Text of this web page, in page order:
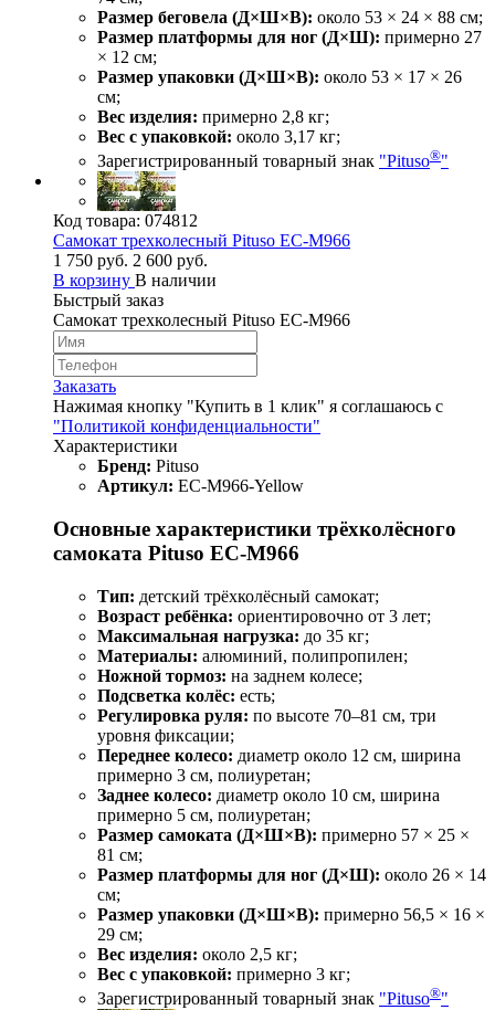
Размер беговела (Д×Ш×В): около 53 × 24 × 88 см;
Размер платформы для ног (Д×Ш): примерно 27
× 12 см;
Размер упаковки (Д×Ш×В): около 53 × 17 × 26
см;
Вес изделия: примерно 2,8 кг;
Вес с упаковкой: около 3,17 кг;
Зарегистрированный товарный знак "Pituso®"
Код товара: 074812
Самокат трехколесный Pituso EC-M966
1 750 руб. 2 600 руб.
В корзину В наличии
Быстрый заказ
Самокат трехколесный Pituso EC-M966
Заказать
Нажимая кнопку "Купить в 1 клик" я соглашаюсь с
"Политикой конфиденциальности"
Характеристики
Бренд: Pituso
Артикул: EC-M966-Yellow
Основные характеристики трёхколёсного
самоката Pituso EC-M966
Тип: детский трёхколёсный самокат;
Возраст ребёнка: ориентировочно от 3 лет;
Максимальная нагрузка: до 35 кг;
Материалы: алюминий, полипропилен;
Ножной тормоз: на заднем колесе;
Подсветка колёс: есть;
Регулировка руля: по высоте 70–81 см, три
уровня фиксации;
Переднее колесо: диаметр около 12 см, ширина
примерно 3 см, полиуретан;
Заднее колесо: диаметр около 10 см, ширина
примерно 5 см, полиуретан;
Размер самоката (Д×Ш×В): примерно 57 × 25 ×
81 см;
Размер платформы для ног (Д×Ш): около 26 × 14
см;
Размер упаковки (Д×Ш×В): примерно 56,5 × 16 ×
29 см;
Вес изделия: около 2,5 кг;
Вес с упаковкой: примерно 3 кг;
Зарегистрированный товарный знак "Pituso®"